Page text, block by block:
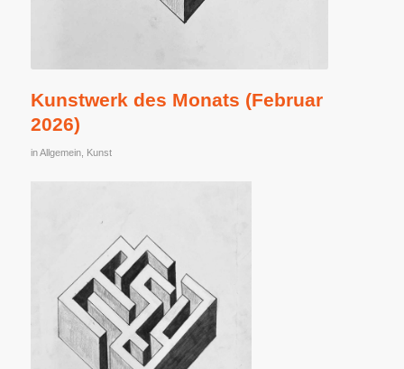
Kunstwerk des Monats (Februar
2026)
inAllgemein, Kunst